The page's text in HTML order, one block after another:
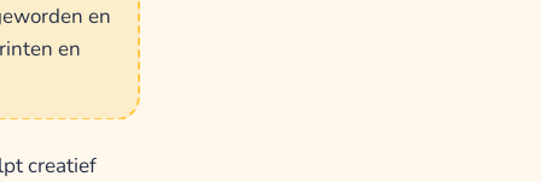
en
en
creatief